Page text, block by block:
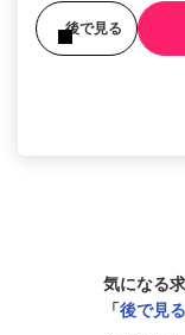
後で見る
気になる
「後で見る